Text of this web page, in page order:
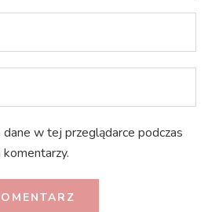
w tej przeglądarce podczas